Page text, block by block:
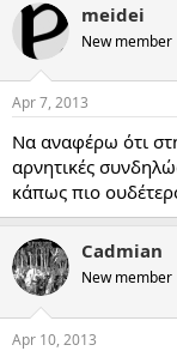
e
a
d
s
t
r
t
e
r
t
a
meidei
New member
Apr 7, 2013
Να αναφέρω ότι
αρνητικές
κάπως πιο
Cadmian
New member
Apr 10, 2013